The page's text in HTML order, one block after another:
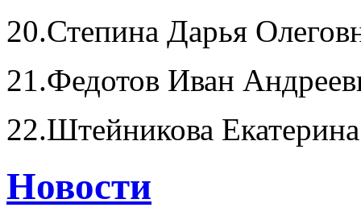
20.Степина Дарья
21.Федотов Иван
22.Штейникова
Новости